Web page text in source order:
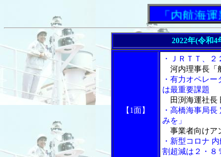
「内航海運新
2022年(令和
【1面】
・ＪＲＴＴ、
河内理事長「
・有力オペレ
は最重要課題
田渕海運社長
・高橋海事局
みを」
事業者向けア
・新型コロナ
割超減は２・８